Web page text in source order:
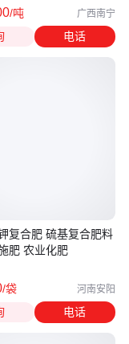
/吨 广西南宁
电话
复合肥 硫基复合肥料
肥 农业化肥
/袋 河南安阳
电话